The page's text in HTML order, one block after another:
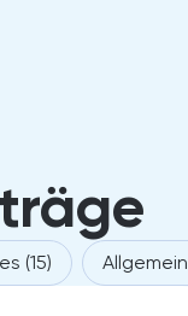
(15) Allgemein